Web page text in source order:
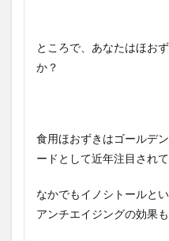
ところで、あなたはほお
か？
食用ほおずきはゴールデ
ードとして近年注目されて
なかでもイノシトールと
アンチエイジングの効果も